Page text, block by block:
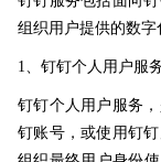
组织用户提供的数字
1、钉钉个人用户服
钉钉个人用户服务
钉账号，或使用钉